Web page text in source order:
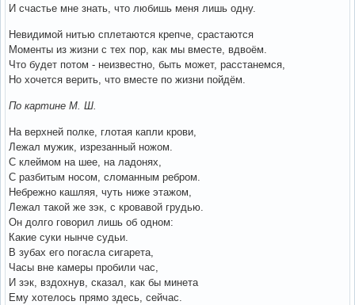
И счастье мне знать, что любишь меня лишь одну.
Невидимой нитью сплетаются крепче, срастаются
Моменты из жизни с тех пор, как мы вместе, вдвоём.
Что будет потом - неизвестно, быть может, расстанемся,
Но хочется верить, что вместе по жизни пойдём.
По картине М. Ш.
На верхней полке, глотая капли крови,
Лежал мужик, изрезанный ножом.
С клеймом на шее, на ладонях,
С разбитым носом, сломанным ребром.
Небрежно кашляя, чуть ниже этажом,
Лежал такой же зэк, с кровавой грудью.
Он долго говорил лишь об одном:
Какие суки нынче судьи.
В зубах его погасла сигарета,
Часы вне камеры пробили час,
И зэк, вздохнув, сказал, как бы минета
Ему хотелось прямо здесь, сейчас.